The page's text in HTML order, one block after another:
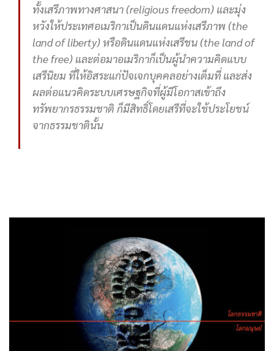
ทั้งเสรีภาพทางศาสนา (religious freedom) และมุ่ง
หวังให้ประเทศอเมริกาเป็นดินแดนแห่งเสรีภาพ (the
land of liberty) หรือดินแดนแห่งเสรีชน (the land of
the free) และต่อมาอเมริกาก็เป็นผู้นำความคิดแบบ
เสรีนิยม ที่ให้อิสระแก่ปัจเจกบุคคลอย่างเต็มที่ และส่ง
ผลต่อแนวคิดระบบเศรษฐกิจที่ผู้มีโอกาสเข้าถึง
ทรัพยากรธรรมชาติ ก็มีสิทธิ์โดยเสรีที่จะใช้ประโยชน์
จากธรรมชาตินั้น